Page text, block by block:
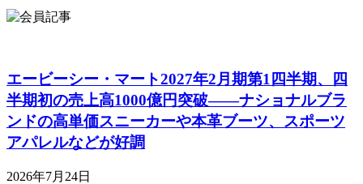
エービーシー・マート2027年2月期第1四半期、四
半期初の売上高1000億円突破――ナショナルブラ
ンドの高単価スニーカーや本革ブーツ、スポーツ
アパレルなどが好調
2026年7月24日